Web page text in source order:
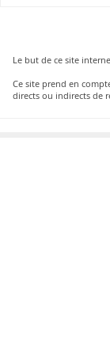
Le but de ce site
Ce site prend en
directs ou indirects de